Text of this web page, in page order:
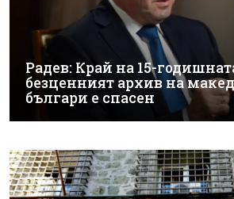
Радев: Край на 15-
безценният архив на
българи е спасен